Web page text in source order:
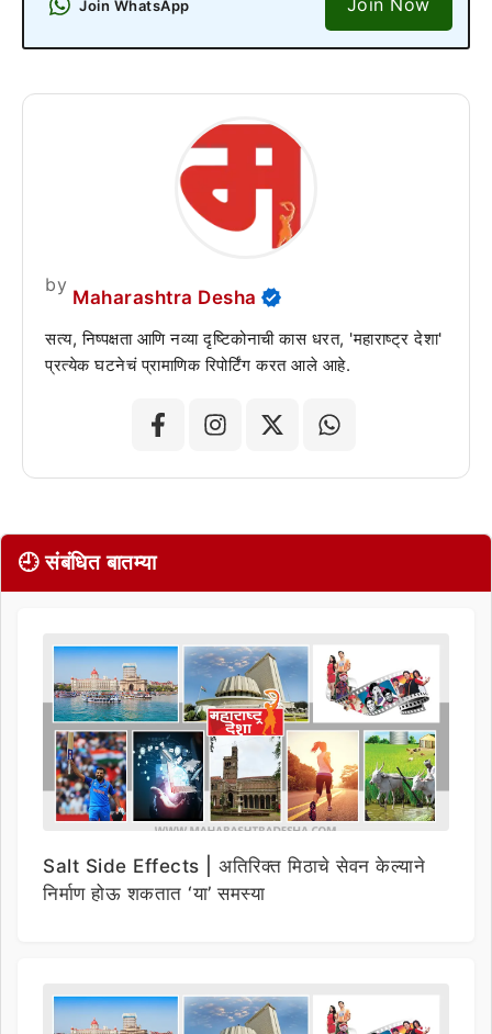
Join WhatsApp Join Now
by
Maharashtra Desha
सत्य, निष्पक्षता आणि नव्या दृष्टिकोनाची कास धरत, 'महाराष्ट्र देशा'
प्रत्येक घटनेचं प्रामाणिक रिपोर्टिंग करत आले आहे.
🕘 संबंधित बातम्या
Salt Side Effects | अतिरिक्त मिठाचे सेवन केल्याने
निर्माण होऊ शकतात ‘या’ समस्या